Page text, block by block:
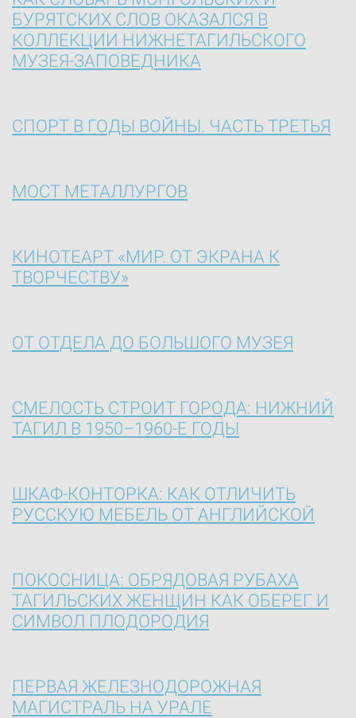
БУРЯТСКИХ СЛОВ ОКАЗАЛСЯ В
КОЛЛЕКЦИИ НИЖНЕТАГИЛЬСКОГО
МУЗЕЯ-ЗАПОВЕДНИКА
СПОРТ В ГОДЫ ВОЙНЫ. ЧАСТЬ ТРЕТЬЯ
МОСТ МЕТАЛЛУРГОВ
КИНОТЕАРТ «МИР. ОТ ЭКРАНА К
ТВОРЧЕСТВУ»
ОТ ОТДЕЛА ДО БОЛЬШОГО МУЗЕЯ
СМЕЛОСТЬ СТРОИТ ГОРОДА: НИЖНИЙ
ТАГИЛ В 1950–1960-Е ГОДЫ
ШКАФ-КОНТОРКА: КАК ОТЛИЧИТЬ
РУССКУЮ МЕБЕЛЬ ОТ АНГЛИЙСКОЙ
ПОКОСНИЦА: ОБРЯДОВАЯ РУБАХА
ТАГИЛЬСКИХ ЖЕНЩИН КАК ОБЕРЕГ И
СИМВОЛ ПЛОДОРОДИЯ
ПЕРВАЯ ЖЕЛЕЗНОДОРОЖНАЯ
МАГИСТРАЛЬ НА УРАЛЕ